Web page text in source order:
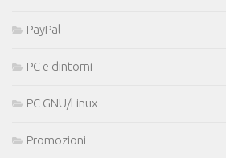
PayPal
PC e dintorni
PC GNU/Linux
Promozioni